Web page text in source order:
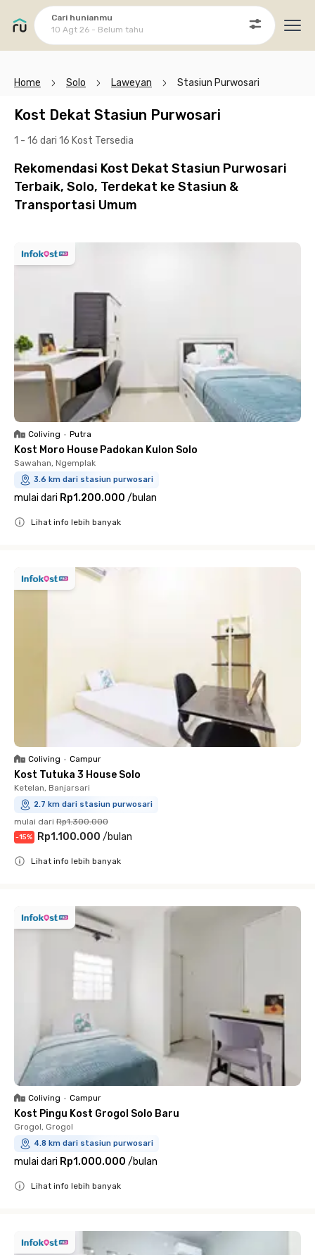
Cari hunianmu
10 Agt 26 - Belum tahu
Home Solo Laweyan Stasiun Purwosari
Kost Dekat Stasiun Purwosari
1 - 16 dari 16 Kost Tersedia
Rekomendasi Kost Dekat Stasiun Purwosari
Terbaik, Solo, Terdekat ke Stasiun &
Transportasi Umum
Coliving • Putra
Kost Moro House Padokan Kulon Solo
Sawahan, Ngemplak
3.6 km dari stasiun purwosari
mulai dari Rp1.200.000 /bulan
Lihat info lebih banyak
Coliving • Campur
Kost Tutuka 3 House Solo
Ketelan, Banjarsari
2.7 km dari stasiun purwosari
mulai dari Rp1.300.000
-15% Rp1.100.000 /bulan
Lihat info lebih banyak
Coliving • Campur
Kost Pingu Kost Grogol Solo Baru
Grogol, Grogol
4.8 km dari stasiun purwosari
mulai dari Rp1.000.000 /bulan
Lihat info lebih banyak